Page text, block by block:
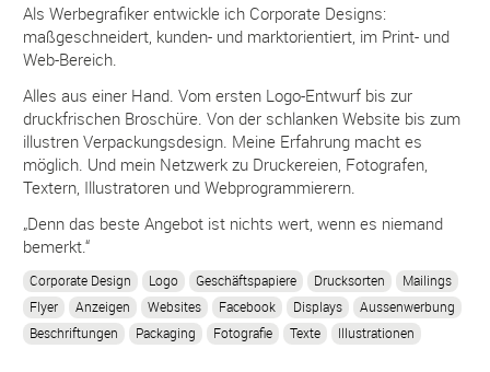
Als Werbegrafiker entwickle ich Corporate Designs:
maßgeschneidert, kunden- und marktorientiert, im Print- und
Web-Bereich.
Alles aus einer Hand. Vom ersten Logo-Entwurf bis zur
druckfrischen Broschüre. Von der schlanken Website bis zum
illustren Verpackungsdesign. Meine Erfahrung macht es
möglich. Und mein Netzwerk zu Druckereien, Fotografen,
Textern, Illustratoren und Webprogrammierern.
„Denn das beste Angebot ist nichts wert, wenn es niemand
bemerkt.“
Corporate Design Logo Geschäftspapiere Drucksorten
Mailings
Flyer
Anzeigen Websites Facebook Displays
Aussenwerbung
Beschriftungen
Packaging Fotografie Texte Illustrationen